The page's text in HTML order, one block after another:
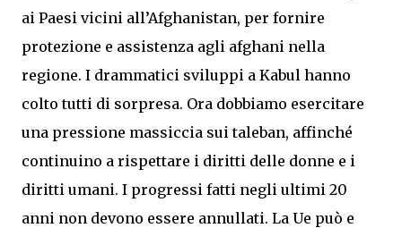
ai Paesi vicini all’Afghanistan, per fornire
protezione e assistenza agli afghani nella
regione. I drammatici sviluppi a Kabul hanno
colto tutti di sorpresa. Ora dobbiamo esercitare
una pressione massiccia sui taleban, affinché
continuino a rispettare i diritti delle donne e i
diritti umani. I progressi fatti negli ultimi 20
anni non devono essere annullati. La Ue può e